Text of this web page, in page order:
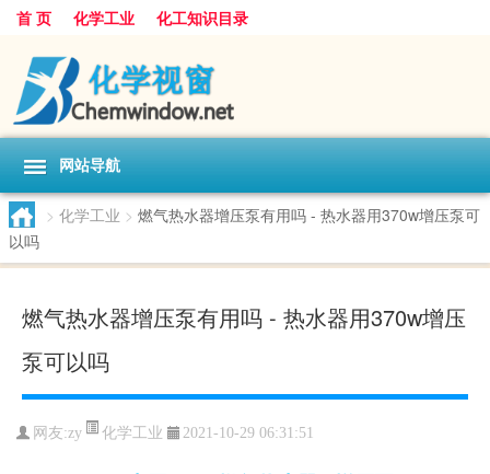
首 页 化学工业 化工知识目录
网站导航
> 化学工业 > 燃气热水器增压泵有用吗 - 热水器用370w增压泵可
以吗
燃气热水器增压泵有用吗 - 热水器用370w增压
泵可以吗
网友:zy 化学工业 2021-10-29 06:31:51